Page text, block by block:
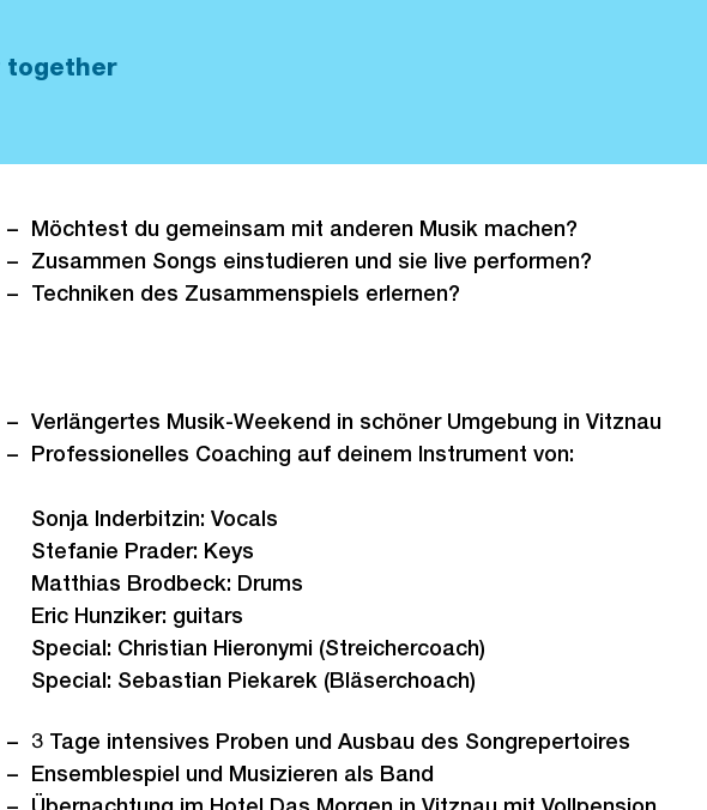
together
Möchtest du gemeinsam mit anderen Musik machen?
Zusammen Songs einstudieren und sie live performen?
Techniken des Zusammenspiels erlernen?
Verlängertes Musik-Weekend in schöner Umgebung in Vitznau
Professionelles Coaching auf deinem Instrument von:
Sonja Inderbitzin: Vocals
Stefanie Prader: Keys
Matthias Brodbeck: Drums
Eric Hunziker: guitars
Special: Christian Hieronymi (Streichercoach)
Special: Sebastian Piekarek (Bläserchoach)
3 Tage intensives Proben und Ausbau des Songrepertoires
Ensemblespiel und Musizieren als Band